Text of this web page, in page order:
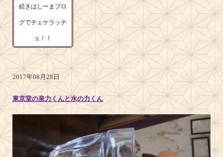
続きはしーまブロ
グでチェケラッチ
ョ！！
2017年08月28日
東京堂の泉力くんと水の力くん